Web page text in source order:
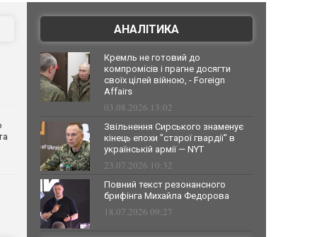
АНАЛІТИКА
Кремль не готовий до
компромісів і прагне досягти
своїх цілей війною, - Foreign
Affairs
03.08.2026 13:02
Звільнення Сирського знаменує
кінець епохи "старої гвардії" в
українській армії — NYT
23.07.2026 10:32
Повний текст резонансного
брифінга Михайла Федорова
18.07.2026 09:27